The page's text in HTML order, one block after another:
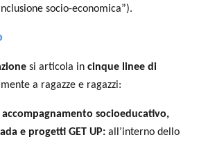
socio-economica”).
si articola in cinque linee di
a ragazze e ragazzi:
accompagnamento socioeducativo,
e progetti GET UP: all’interno dello